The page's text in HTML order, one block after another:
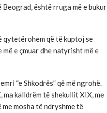
është rruga më e bukur
qytetërohem që të kuptoj se
e çmuar dhe natyrisht më e
“e Shkodrës” që më ngrohë.
kalldrëm të shekullit XIX, me
mosha të ndryshme të